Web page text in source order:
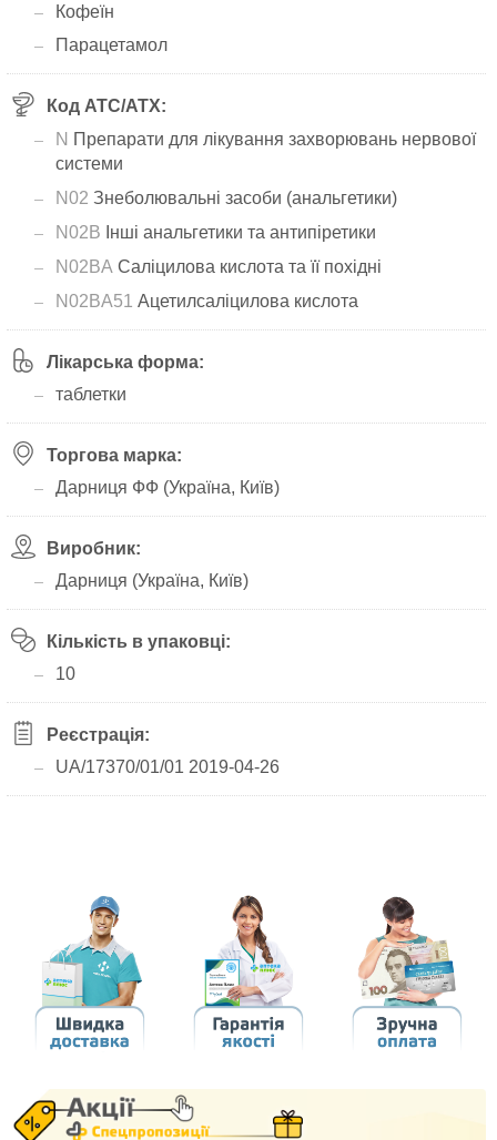
Кофеїн
Парацетамол
Код АТС/ATX:
N Препарати для лікування захворювань нервової
системи
N02 Знеболювальні засоби (анальгетики)
N02B Інші анальгетики та антипіретики
N02BA Саліцилова кислота та її похідні
N02BA51 Ацетилсаліцилова кислота
Лікарська форма:
таблетки
Торгова марка:
Дарниця ФФ (Україна, Київ)
Виробник:
Дарниця (Україна, Київ)
Кількість в упаковці:
10
Реєстрація:
UA/17370/01/01 2019-04-26